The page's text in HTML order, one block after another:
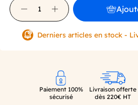
Derniers articles en stock -
Paiement 100%
sécurisé
Livraison offerte
dès 220€ HT